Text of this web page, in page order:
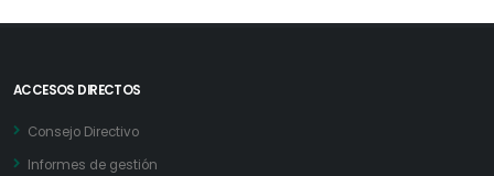
ACCESOS DIRECTOS
Consejo Directivo
Informes de gestión